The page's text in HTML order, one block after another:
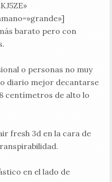
barato pero con
o personas no muy
diario mejor decantarse
centímetros de alto lo
fresh 3d en la cara de
en el lado de